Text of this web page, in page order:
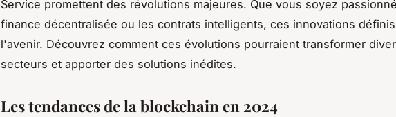
Service promettent des révolutions majeures. Que vous soyez
finance décentralisée ou les contrats intelligents, ces innovations
l'avenir. Découvrez comment ces évolutions pourraient transformer
secteurs et apporter des solutions inédites.
Les tendances de la blockchain en 2024